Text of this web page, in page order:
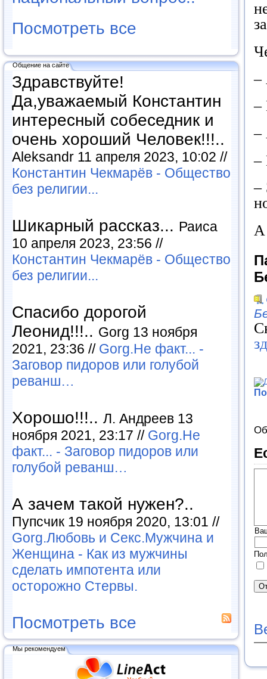
Посмотреть все
Общение на сайте
Здравствуйте!
Да,уважаемый Константин
интересный собеседник и
очень хороший Человек!!!..
Aleksandr 11 апреля 2023, 10:02 //
Константин Чекмарёв - Общество
без религии...
Шикарный рассказ... Раиса
10 апреля 2023, 23:56 //
Константин Чекмарёв - Общество
без религии...
Спасибо дорогой
Леонид!!!.. Gorg 13 ноября
2021, 23:36 // Gorg.Не факт... -
Заговор пидоров или голубой
реванш…
Хорошо!!!.. Л. Андреев 13
ноября 2021, 23:17 // Gorg.Не
факт... - Заговор пидоров или
голубой реванш…
А зачем такой нужен?..
Пупсчик 19 ноября 2020, 13:01 //
Gorg.Любовь и Секс.Мужчина и
Женщина - Как из мужчины
сделать импотента или
осторожно Стервы.
Посмотреть все
Мы рекомендуем
–
–
–
–
–
А